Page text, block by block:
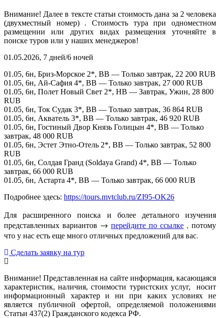
Внимание! Далее в тексте статьи стоимость дана за 2 человека
(двухместный номер) . Стоимость тура при одноместном
размещении или других видах размещения уточняйте в
поиске туров или у наших менеджеров!
01.05.2026, 7 дней/6 ночей
01.05, 6н, Бриз-Морское 2*, BB — Только завтрак, 22 200 RUB
01.05, 6н, Ай-Сафия 4*, BB — Только завтрак, 27 000 RUB
01.05, 6н, Полет Новый Свет 2*, HB — Завтрак, Ужин, 28 800
RUB
01.05, 6н, Ток Судак 3*, BB — Только завтрак, 36 864 RUB
01.05, 6н, Акватель 3*, BB — Только завтрак, 46 920 RUB
01.05, 6н, Гостиный Двор Князь Голицын 4*, BB — Только
завтрак, 48 000 RUB
01.05, 6н, Эстет Этно-Отель 2*, BB — Только завтрак, 52 800
RUB
01.05, 6н, Солдая Гранд (Soldaya Grand) 4*, BB — Только
завтрак, 66 000 RUB
01.05, 6н, Астарта 4*, BB — Только завтрак, 66 000 RUB
Подробнее здесь: https://tours.mvtclub.ru/ZI95-OK26
Для расширенного поиска и более детального изучения
представленных вариантов → перейдите по ссылке , потому
что у нас есть еще много отличных предложений для вас.
Сделать заявку на тур
Внимание! Представленная на сайте информация, касающаяся
характеристик, наличия, стоимости туристских услуг, носит
информационный характер и ни при каких условиях не
является публичной офертой, определяемой положениями
Статьи 437(2) Гражданского кодекса РФ.